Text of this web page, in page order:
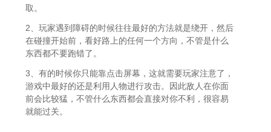
取。
2、玩家遇到障碍的时候往往最好的方法就是绕开，然后
在碰撞开始前，看好路上的任何一个方向，不管是什么
东西都不要跑错了。
3、有的时候你只能靠点击屏幕，这就需要玩家注意了，
游戏中最好的还是利用人物进行攻击。因此敌人在你面
前会比较猛，不管什么东西都会直接对你不利，很容易
就能过关。